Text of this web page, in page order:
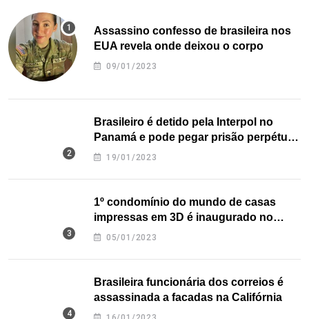
Assassino confesso de brasileira nos
EUA revela onde deixou o corpo
09/01/2023
Brasileiro é detido pela Interpol no
Panamá e pode pegar prisão perpétua
nos EUA
19/01/2023
1º condomínio do mundo de casas
impressas em 3D é inaugurado no
Texas
05/01/2023
Brasileira funcionária dos correios é
assassinada a facadas na Califórnia